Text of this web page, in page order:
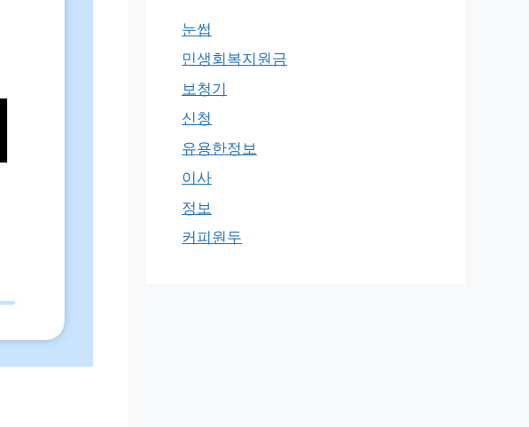
눈썹
민생회복지원금
보청기
신청
유용한정보
이사
정보
커피원두